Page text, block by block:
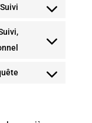
google-
google-
Consent
service
Consent
service
Consent